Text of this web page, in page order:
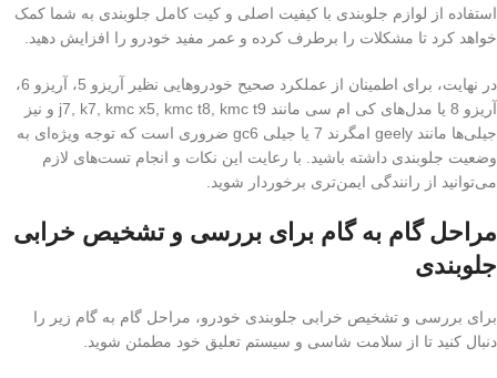
استفاده از لوازم جلوبندی با کیفیت اصلی و کیت کامل جلوبندی به شما کمک
خواهد کرد تا مشکلات را برطرف کرده و عمر مفید خودرو را افزایش دهید.
در نهایت، برای اطمینان از عملکرد صحیح خودروهایی نظیر آریزو 5، آریزو 6،
آریزو 8 یا مدل‌های کی ام سی مانند j7, k7, kmc x5, kmc t8, kmc t9 و نیز
جیلی‌ها مانند geely امگرند 7 یا جیلی gc6 ضروری است که توجه ویژه‌ای به
وضعیت جلوبندی داشته باشید. با رعایت این نکات و انجام تست‌های لازم
می‌توانید از رانندگی ایمن‌تری برخوردار شوید.
مراحل گام به گام برای بررسی و تشخیص خرابی
جلوبندی
برای بررسی و تشخیص خرابی جلوبندی خودرو، مراحل گام به گام زیر را
دنبال کنید تا از سلامت شاسی و سیستم تعلیق خود مطمئن شوید.